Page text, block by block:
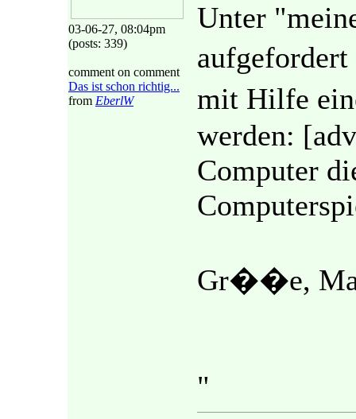
03-06-27, 08:04pm
(posts: 339)
comment on comment
Das ist schon richtig...
from EberlW
Unter
mit Hilfe
werden:
Computer
Gr��e,
"